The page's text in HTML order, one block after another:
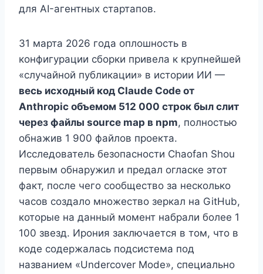
для AI-агентных стартапов.
31 марта 2026 года оплошность в
конфигурации сборки привела к крупнейшей
«случайной публикации» в истории ИИ —
весь исходный код Claude Code от
Anthropic объемом 512 000 строк был слит
через файлы source map в npm, полностью
обнажив 1 900 файлов проекта.
Исследователь безопасности Chaofan Shou
первым обнаружил и предал огласке этот
факт, после чего сообщество за несколько
часов создало множество зеркал на GitHub,
которые на данный момент набрали более 1
100 звезд. Ирония заключается в том, что в
коде содержалась подсистема под
названием «Undercover Mode», специально